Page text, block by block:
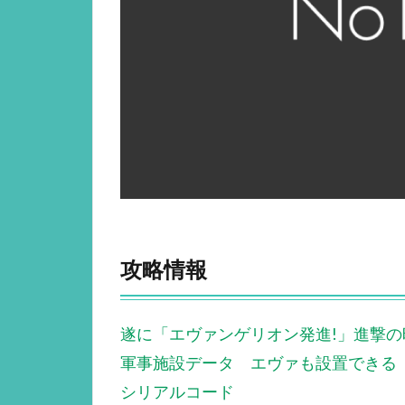
攻略情報
遂に「エヴァンゲリオン発進!」進撃
軍事施設データ エヴァも設置できる
シリアルコード